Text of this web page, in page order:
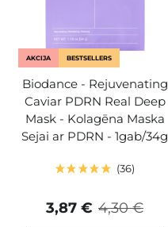
AKCIJA BESTSELLERS
Biodance - Rejuvenating
Caviar PDRN Real Deep
Mask - Kolagēna Maska
Sejai ar PDRN - 1gab/34g
36
4,30 €
3,87 €